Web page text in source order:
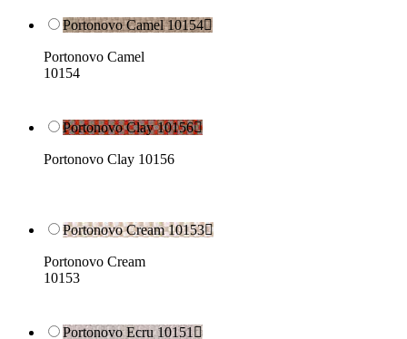
Portonovo Camel 10154
Portonovo Camel
10154
Portonovo Clay 10156
Portonovo Clay 10156
Portonovo Cream 10153
Portonovo Cream
10153
Portonovo Ecru 10151